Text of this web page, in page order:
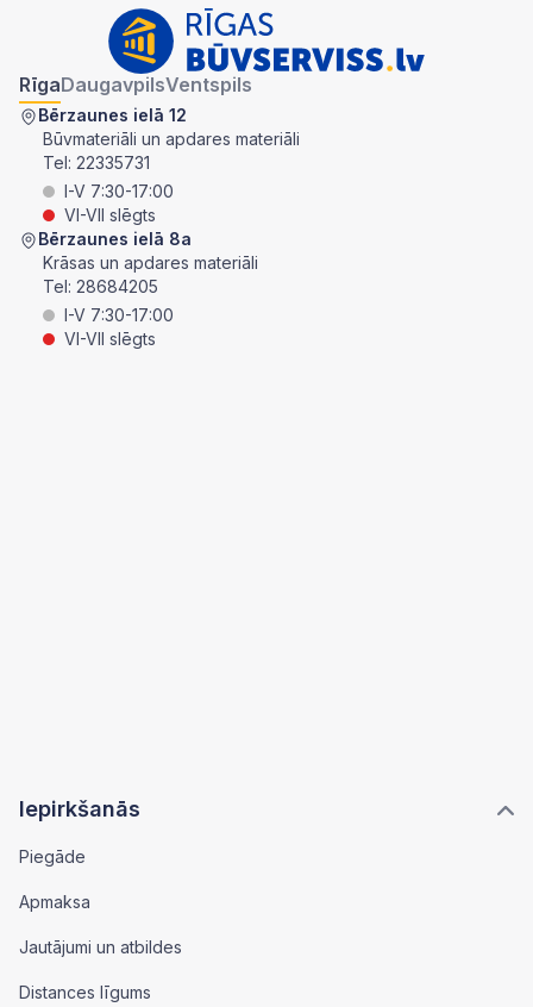
Iepirkšanās
Piegāde
Apmaksa
Jautājumi un atbildes
Distances līgums
RīgaDaugavpilsVentspils
Bērzaunes ielā 12
Būvmateriāli un apdares materiāli
Tel: 22335731
I-V 7:30-17:00
VI-VII slēgts
Bērzaunes ielā 8a
Krāsas un apdares materiāli
Tel: 28684205
I-V 7:30-17:00
VI-VII slēgts